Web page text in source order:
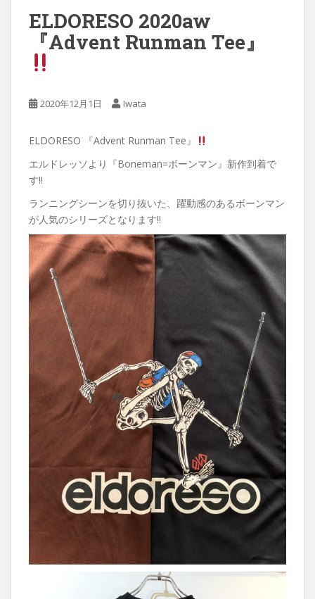
ELDORESO 2020aw
『Advent Runman Tee』
2020年12月1日 Iwata
ELDORESO 『Advent Runman Tee』
エルドレッソより『Boneman=ボーンマン』新作到着で
す‼︎
ランニングシーンを切り抜いた、躍動感のあるボーンマン
が人気のシリーズとなります‼︎